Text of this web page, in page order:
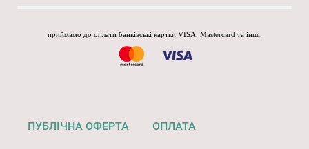
приймамо до оплати банківські картки VISA, Mastercard та інші.
ПУБЛІЧНА ОФЕРТА ОПЛАТА